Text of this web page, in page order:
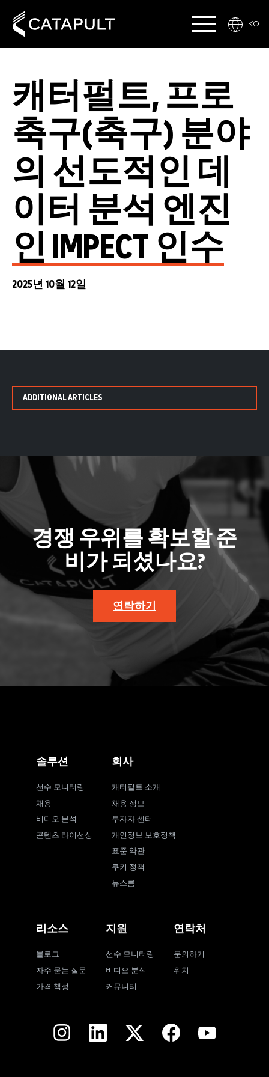
KO
캐터펄트, 프로
축구(축구) 분야
의 선도적인 데
이터 분석 엔진
인 IMPECT 인수
2025년 10월 12일
ADDITIONAL ARTICLES
경쟁 우위를 확보할 준
비가 되셨나요?
연락하기
솔루션
선수 모니터링
채용
비디오 분석
콘텐츠 라이선싱
회사
캐터펄트 소개
채용 정보
투자자 센터
개인정보 보호정책
표준 약관
쿠키 정책
뉴스룸
리소스
블로그
자주 묻는 질문
가격 책정
지원
선수 모니터링
비디오 분석
커뮤니티
연락처
문의하기
위치